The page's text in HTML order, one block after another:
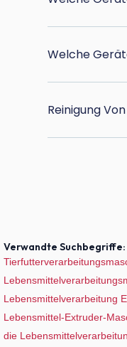
Welche
Reinigung
Verwandte Suchbegriffe:
Lebensmittelverarbeitung
Lebensmittel-Extruder-
die